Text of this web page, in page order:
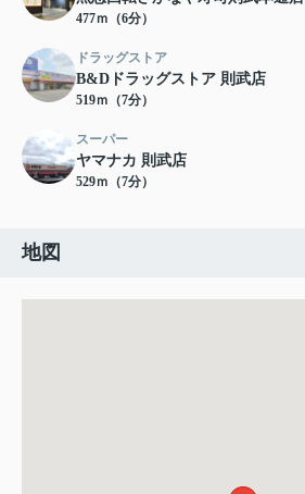
477ｍ（6分）
ドラッグストア
B&Dドラッグストア 則武店
519ｍ（7分）
スーパー
ヤマナカ 則武店
529ｍ（7分）
地図